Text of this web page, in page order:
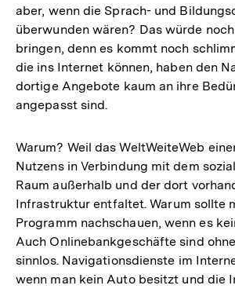
aber, wenn die Sprach- und
überwunden wären? Das würde
bringen, denn es kommt noch
die ins Internet können, haben den
dortige Angebote kaum an ihre
angepasst sind.
Warum? Weil das WeltWeiteWeb
Nutzens in Verbindung mit dem
Raum außerhalb und der dort
Infrastruktur entfaltet. Warum sollte
Programm nachschauen, wenn es
Auch Onlinebankgeschäfte sind
sinnlos. Navigationsdienste im
wenn man kein Auto besitzt und die